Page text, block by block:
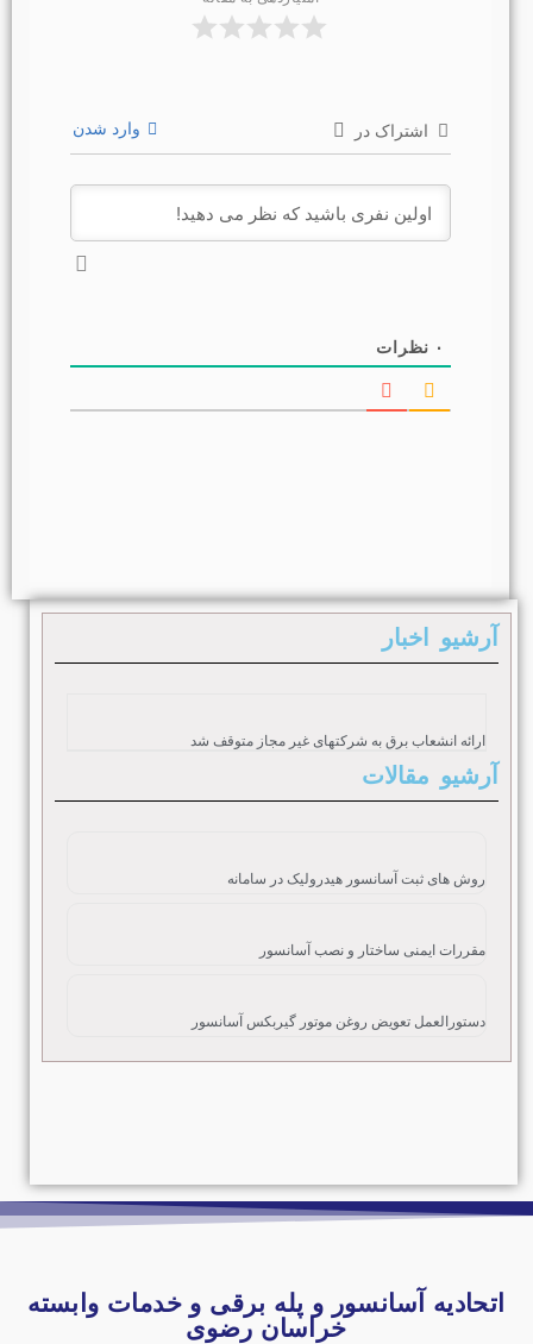
اشتراک در وارد شدن
نظرات
آرشیو اخبار
ارائه انشعاب برق به شرکتهای غیر مجاز متوقف شد
آرشیو مقالات
روش های ثبت آسانسور هیدرولیک در سامانه
مقررات ایمنی ساختار و نصب آسانسور
دستورالعمل تعویض روغن موتور گیربکس آسانسور
اتحادیه آسانسور و پله برقی و خدمات وابسته
خراسان رضوی